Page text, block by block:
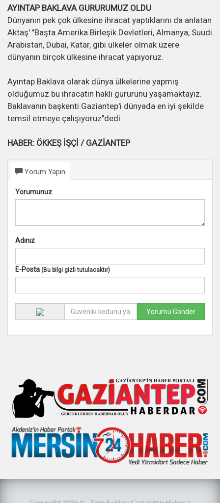
AYINTAP BAKLAVA GURURUMUZ OLDU
Dünyanın pek çok ülkesine ihracat yaptıklarını da anlatan
Aktaş' "Başta Amerika Birleşik Devletleri, Almanya, Suudi
Arabistan, Dubai, Katar, gibi ülkeler olmak üzere
dünyanın birçok ülkesine ihracat yapıyoruz.
Ayıntap Baklava olarak dünya ülkelerine yapmış
olduğumuz bu ihracatın haklı gururunu yaşamaktayız.
Baklavanın başkenti Gaziantep'i dünyada en iyi şekilde
temsil etmeye çalışıyoruz"dedi.
HABER: ÖKKEŞ İŞÇİ / GAZİANTEP
Yorum Yapın
Yorumunuz
Adınız
E-Posta (Bu bilgi gizli tutulacaktır)